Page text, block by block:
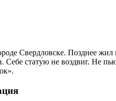
Свердловске. Позднее
стату́ю не воздвиг. Не